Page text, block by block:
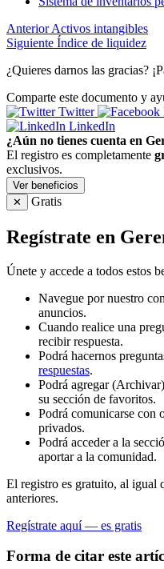
Anterior Activos intangibles
Siguiente Índice de liquidez
¿Quieres darnos las gracias?
Comparte este documento y
Twitter
LinkedIn
¿Aún no tienes cuenta en
El registro es completamente
exclusivos.
Ver beneficios
✕
Gratis
Regístrate en
Únete y accede a todos estos
Navegue por nuestro
anuncios.
Cuando realice una
recibir respuesta.
Podrá hacernos
respuestas.
Podrá agregar
su sección de favoritos.
Podrá comunicarse con
privados.
Podrá acceder a la
aportar a la comunidad.
El registro es gratuito, al igual
anteriores.
Regístrate aquí — es gratis
Forma de citar este